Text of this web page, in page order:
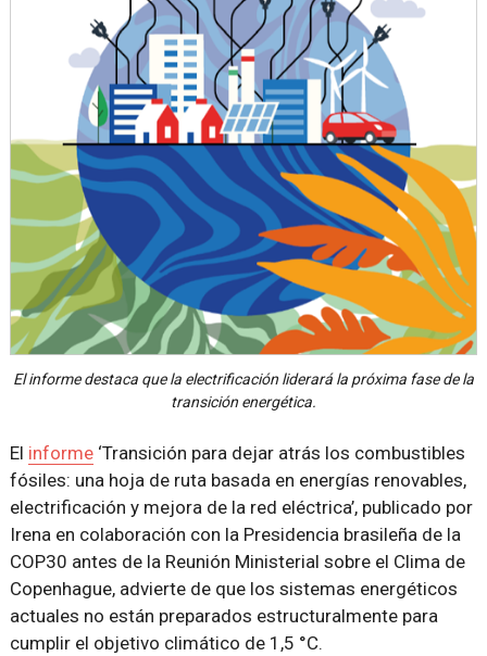
El informe destaca que la electrificación liderará la próxima fase de la
transición energética.
El informe‘Transición para dejar atrás los combustibles
fósiles: una hoja de ruta basada en energías renovables,
electrificación y mejora de la red eléctrica’, publicado por
Irena en colaboración con la Presidencia brasileña de la
COP30 antes de la Reunión Ministerial sobre el Clima de
Copenhague, advierte de que los sistemas energéticos
actuales no están preparados estructuralmente para
cumplir el objetivo climático de 1,5 °C.